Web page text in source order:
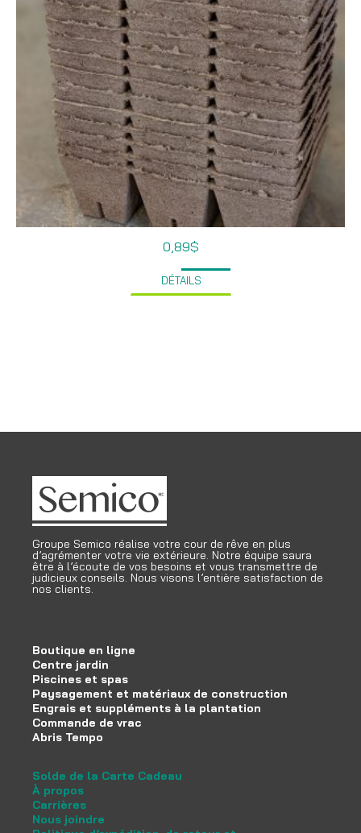
0,89$
DÉTAILS
Groupe Semico réalise votre cour de rêve en plus
d’agrémenter votre vie extérieure. Notre équipe saura
être à l’écoute de vos besoins et vous transmettre de
judicieux conseils. Nous visons l’entière satisfaction de
nos clients.
Boutique en ligne
Centre jardin
Piscines et spas
Paysagement et matériaux de construction
Engrais et suppléments à la plantation
Commande de vrac
Abris Tempo
Solde de la Carte Cadeau
À propos
Carrières
Nous joindre